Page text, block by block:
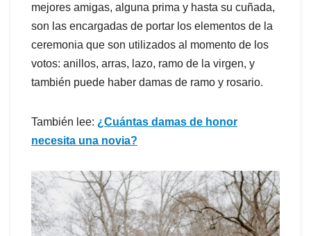
mejores amigas, alguna prima y hasta su cuñada,
son las encargadas de portar los elementos de la
ceremonia que son utilizados al momento de los
votos: anillos, arras, lazo, ramo de la virgen, y
también puede haber damas de ramo y rosario.
También lee: ¿Cuántas damas de honor
necesita una novia?